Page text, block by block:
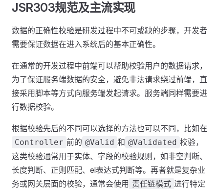
JSR303规范及主流实现
数据的正确性校验是研发过程中不可或缺的步骤，开发者
需要保证数据在进入系统后的基本正确性。
在通常的开发过程中前端可以帮助校验用户的数据请求，
为了保证服务端数据的安全，避免非法请求绕过前端，直
接采用脚本等方式向服务端发起请求。服务端同样需要进
行数据校验。
根据校验先后的不同可以选择的方法也可以不同，比如在
Controller 前的 @Valid 和 @Validated 校验，
这类校验通常用于实体、字段的校验规则，如非空判断、
长度判断、正则匹配、el表达式判断等。再者就是复杂业
务或网关层面的校验，通常会使用 责任链模式 进行特定